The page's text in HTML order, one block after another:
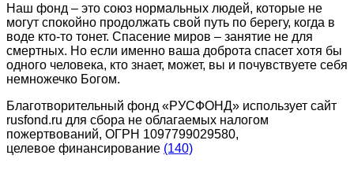
Наш фонд – это союз нормальных людей, которые не
могут спокойно продолжать свой путь по берегу, когда в
воде кто-то тонет. Спасение миров – занятие не для
смертных. Но если именно ваша доброта спасет хотя бы
одного человека, кто знает, может, вы и почувствуете себя
немножечко Богом.
Благотворительный фонд «РУСФОНД» использует сайт
rusfond.ru для сбора не облагаемых налогом
пожертвований, ОГРН 1097799029580,
целевое финансирование (140)